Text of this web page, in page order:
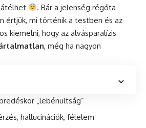
átélhet
. Bár a jelenség régóta
értjük, mi történik a testben és az
kiemelni, hogy az alvásparalízis
, még ha nagyon
„lebénultság”
hallucinációk, félelem